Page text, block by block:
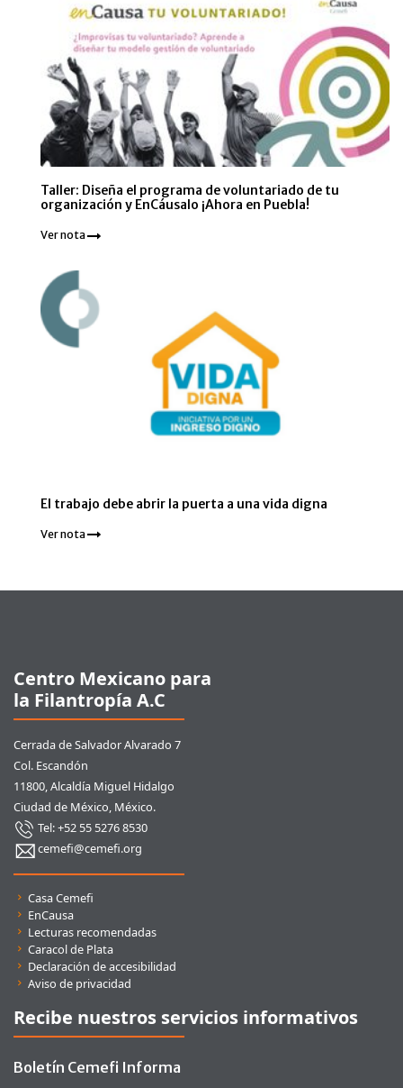
Taller: Diseña el programa de voluntariado de tu
organización y EnCáusalo ¡Ahora en Puebla!
Ver nota
El trabajo debe abrir la puerta a una vida digna
Ver nota
Centro Mexicano para
la Filantropía A.C
Cerrada de Salvador Alvarado 7
Col. Escandón
11800, Alcaldía Miguel Hidalgo
Ciudad de México, México.
Tel: +52 55 5276 8530
cemefi@cemefi.org
Casa Cemefi
EnCausa
Lecturas recomendadas
Caracol de Plata
Declaración de accesibilidad
Aviso de privacidad
Recibe nuestros servicios informativos
Boletín Cemefi Informa